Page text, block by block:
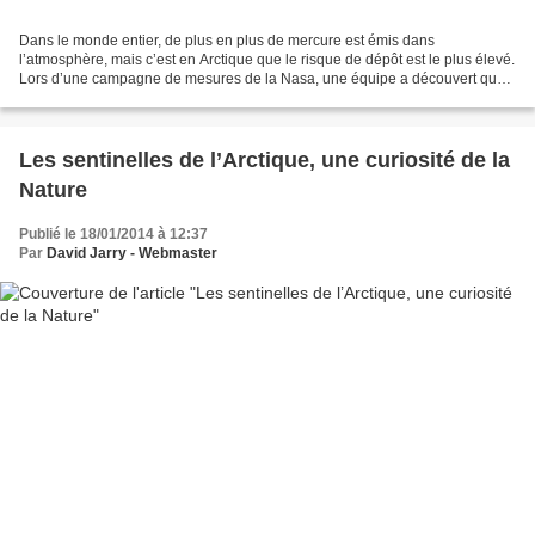
Dans le monde entier, de plus en plus de mercure est émis dans
l’atmosphère, mais c’est en Arctique que le risque de dépôt est le plus élevé.
Lors d’une campagne de mesures de la Nasa, une équipe a découvert que
Les sentinelles de l’Arctique, une curiosité de la
Nature
Publié le 18/01/2014 à 12:37
Par David Jarry - Webmaster